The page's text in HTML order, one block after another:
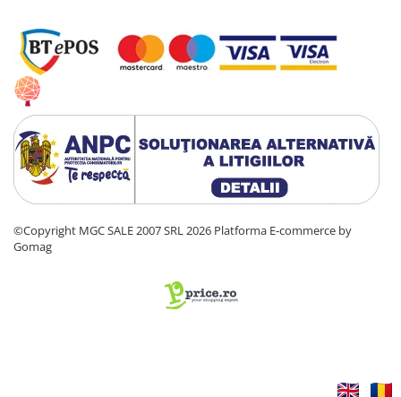
©Copyright MGC SALE 2007 SRL 2026 Platforma E-commerce by
Gomag